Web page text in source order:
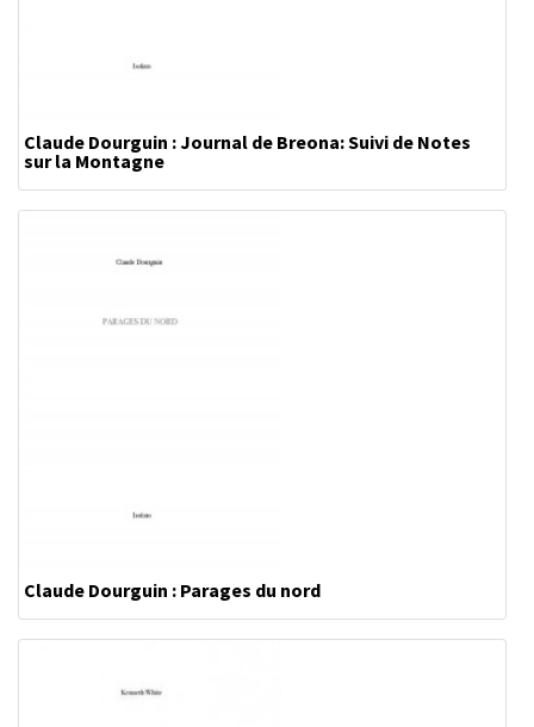
Claude Dourguin : Journal de Breona: Suivi de Notes
sur la Montagne
Claude Dourguin : Parages du nord